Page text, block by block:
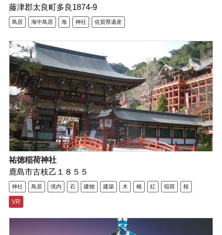
藤津郡太良町多良1874-9
鳥居 海中鳥居 海 神社 佐賀県遺産
祐徳稲荷神社
鹿島市古枝乙１８５５
神社 鳥居 境内 石 建物 建築 木 橋 紅 稲荷 桜
VR